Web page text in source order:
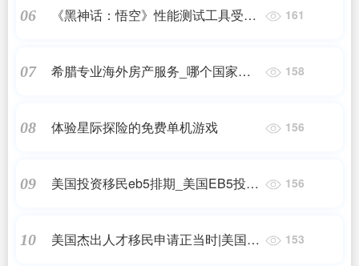
06
《黑神话：悟空》性能测试工具受热
161
07
希腊专业海外房产服务_哪个国家的
158
08 体验星际探险的免费单机游戏 156
09
美国投资移民eb5排期_美国EB5投资
156
10
美国杰出人才移民申请正当时|美国移
153